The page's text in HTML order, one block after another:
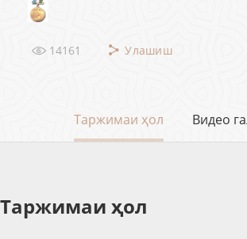
14161 Улашиш
Таржимаи ҳол Видео
Таржимаи ҳол